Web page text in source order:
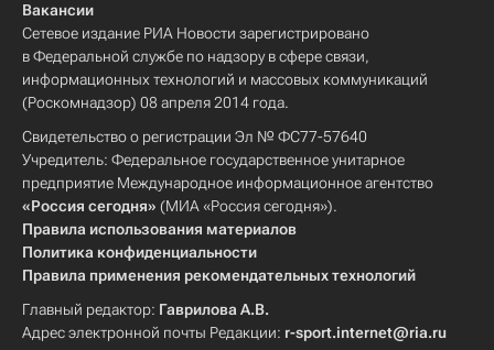
Вакансии
Сетевое издание РИА Новости зарегистрировано
в Федеральной службе по надзору в сфере связи,
информационных технологий и массовых коммуникаций
(Роскомнадзор) 08 апреля 2014 года.
Свидетельство о регистрации Эл № ФС77-57640
Учредитель: Федеральное государственное унитарное
предприятие Международное информационное агентство
«Россия сегодня» (МИА «Россия сегодня»).
Правила использования материалов
Политика конфиденциальности
Правила применения рекомендательных технологий
Главный редактор: Гаврилова А.В.
Адрес электронной почты Редакции: r-sport.internet@ria.ru